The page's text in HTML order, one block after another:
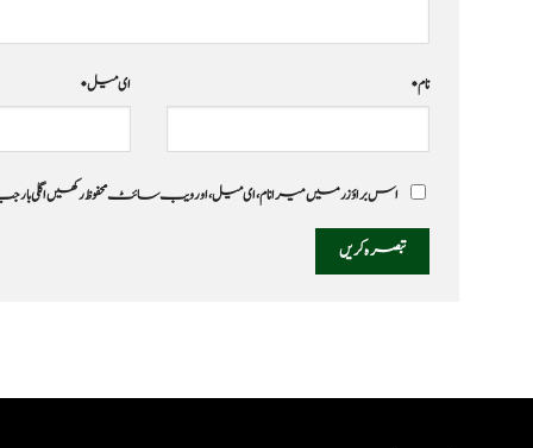
نام* ای میل*
اس براؤزر میں میرا نام، ای میل، اور ویب سائٹ محفوظ رکھیں اگلی